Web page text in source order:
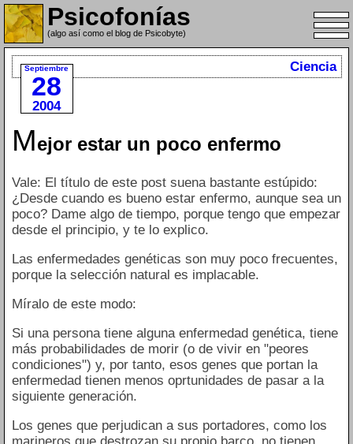
Psicofonías
(algo así como el blog de Psicobyte)
Septiembre
28
2004
Ciencia
Mejor estar un poco enfermo
Vale: El título de este post suena bastante estúpido:
¿Desde cuando es bueno estar enfermo, aunque sea un
poco? Dame algo de tiempo, porque tengo que empezar
desde el principio, y te lo explico.
Las enfermedades genéticas son muy poco frecuentes,
porque la selección natural es implacable.
Míralo de este modo:
Si una persona tiene alguna enfermedad genética, tiene
más probabilidades de morir (o de vivir en "peores
condiciones") y, por tanto, esos genes que portan la
enfermedad tienen menos oprtunidades de pasar a la
siguiente generación.
Los genes que perjudican a sus portadores, como los
marineros que destrozan su propio barco, no tienen